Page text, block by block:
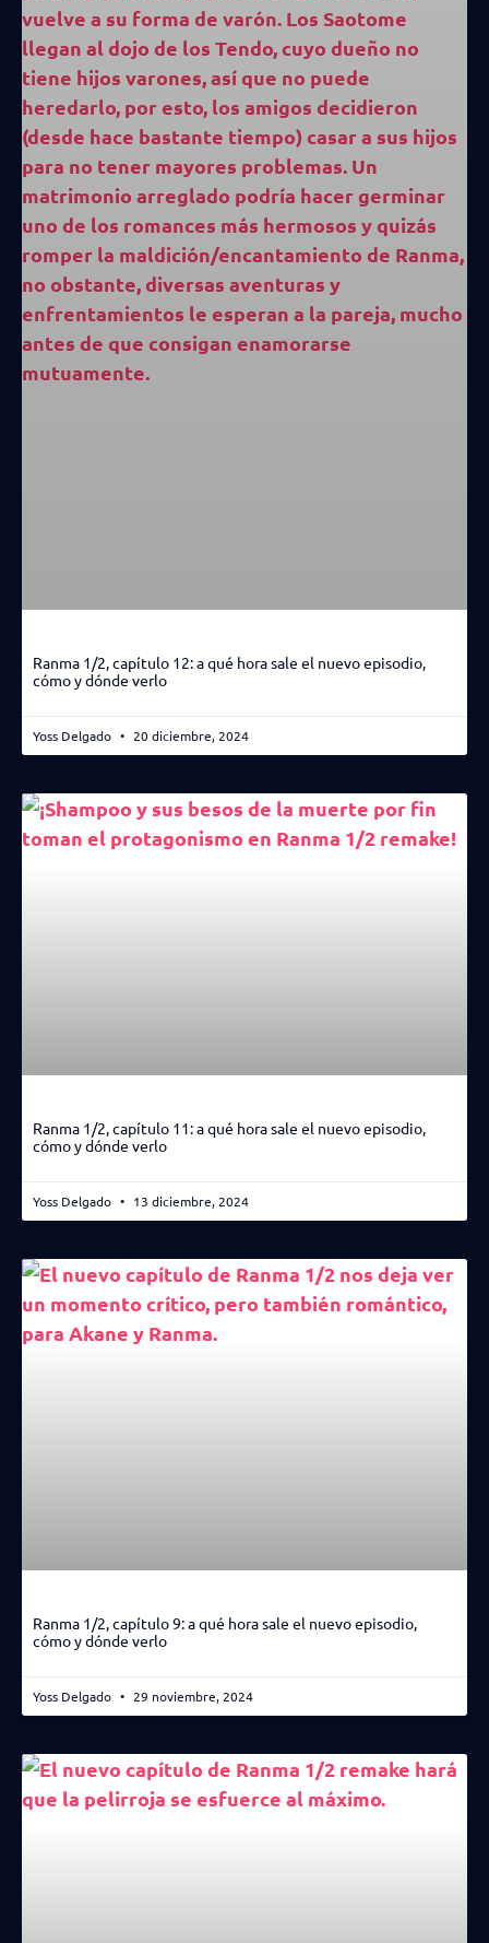
Ranma 1/2, capítulo 12: a qué hora sale el nuevo episodio,
cómo y dónde verlo
Yoss Delgado 20 diciembre, 2024
Ranma 1/2, capítulo 11: a qué hora sale el nuevo episodio,
cómo y dónde verlo
Yoss Delgado 13 diciembre, 2024
Ranma 1/2, capítulo 9: a qué hora sale el nuevo episodio,
cómo y dónde verlo
Yoss Delgado 29 noviembre, 2024